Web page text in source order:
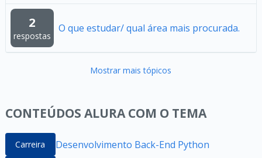
2
respostas
O que estudar/ qual área mais procurada.
Mostrar mais tópicos
CONTEÚDOS ALURA COM O TEMA
Carreira Desenvolvimento Back-End Python